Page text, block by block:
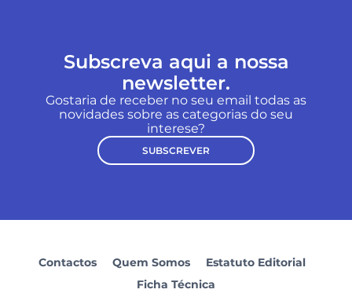
Subscreva aqui a nossa
newsletter.
Gostaria de receber no seu email todas as
novidades sobre as categorias do seu
interese?
SUBSCREVER
Contactos Quem Somos
Estatuto Editorial
Ficha Técnica